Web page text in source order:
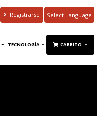
Registrarse
Translate
TECNOLOGÍA CARRITO